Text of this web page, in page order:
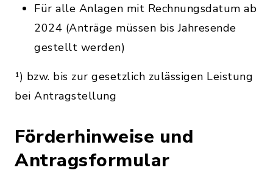
Für alle Anlagen mit Rechnungsdatum ​ab
2024 (Anträge müssen bis Jahresende
gestellt werden)
¹) bzw. bis zur gesetzlich zulässigen Leistung
bei Antragstellung
Förderhinweise und
Antragsformular